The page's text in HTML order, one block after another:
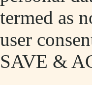
termed as
user
SAVE &